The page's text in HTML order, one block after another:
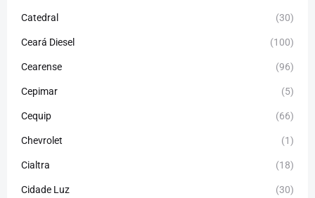
Catedral (30)
Ceará Diesel (100)
Cearense (96)
Cepimar (5)
Cequip (66)
Chevrolet (1)
Cialtra (18)
Cidade Luz (30)